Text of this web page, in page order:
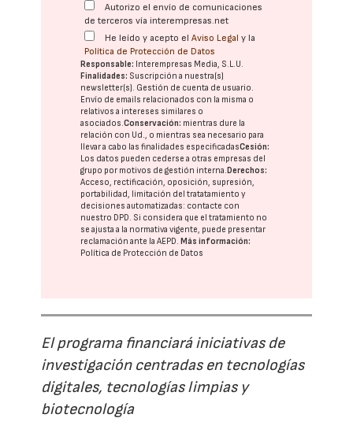
Autorizo el envío de comunicaciones
de terceros vía interempresas.net
He leído y acepto elAviso Legal y la
Política de Protección de Datos
Responsable: Interempresas Media, S.L.U.
Finalidades: Suscripción a nuestra(s)
newsletter(s). Gestión de cuenta de usuario.
Envío de emails relacionados con la misma o
relativos a intereses similares o
asociados.Conservación: mientras dure la
relación con Ud., o mientras sea necesario para
llevar a cabo las finalidades especificadasCesión:
Los datos pueden cederse a otras empresas del
grupo por motivos de gestión interna.Derechos:
Acceso, rectificación, oposición, supresión,
portabilidad, limitación del tratatamiento y
decisiones automatizadas: contacte con
nuestro DPD. Si considera que el tratamiento no
se ajusta a la normativa vigente, puede presentar
reclamación ante laAEPD.Más información:
Política de Protección de Datos
El programa financiará iniciativas de
investigación centradas en tecnologías
digitales, tecnologías limpias y
biotecnología